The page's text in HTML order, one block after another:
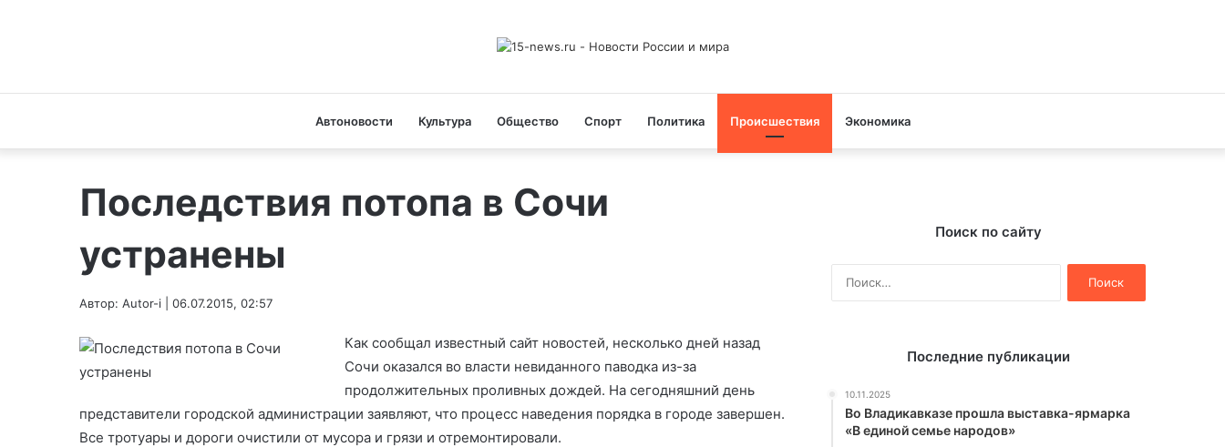
Автоновости Культура Общество Спорт Политика Происшествия Экономика
Последствия потопа в Сочи
устранены
Автор: Autor-i | 06.07.2015, 02:57
Как сообщал известный сайт новостей, несколько дней назад
Сочи оказался во власти невиданного паводка из-за
продолжительных проливных дождей. На сегодняшний день
представители городской администрации заявляют, что процесс наведения порядка в городе завершен.
Все тротуары и дороги очистили от мусора и грязи и отремонтировали.
Поиск по сайту
Последние публикации
10.11.2025
Во Владикавказе прошла выставка-ярмарка
«В единой семье народов»